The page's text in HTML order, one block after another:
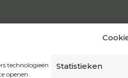
technologieën
openen.
Statistieken